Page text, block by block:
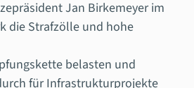
Jan Birkemeyer im
die Strafzölle und hohe
belasten und
für Infrastrukturprojekte